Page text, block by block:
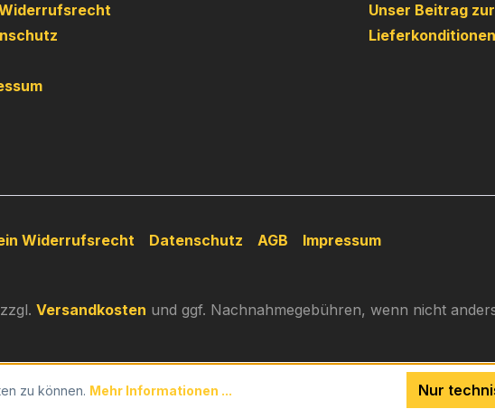
Unser Beitrag
Lieferkonditionen
Widerrufsrecht Datenschutz AGB Impressum
Versandkosten und ggf. Nachnahmegebühren, wenn nicht
zu können. Mehr Informationen ... Nur